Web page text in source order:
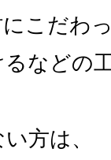
こだわ
などの
方は、